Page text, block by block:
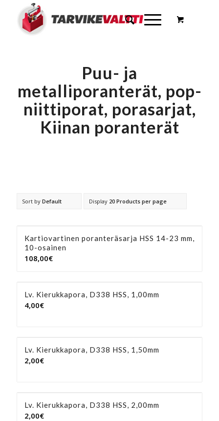
Puu- ja
metalliporanterät, pop-
niittiporat, porasarjat,
Kiinan poranterät
Sort by Default Display 20 Products per page
Kartiovartinen poranteräsarja HSS 14-23 mm,
10-osainen
108,00€
Lv. Kierukkapora, D338 HSS, 1,00mm
4,00€
Lv. Kierukkapora, D338 HSS, 1,50mm
2,00€
Lv. Kierukkapora, D338 HSS, 2,00mm
2,00€